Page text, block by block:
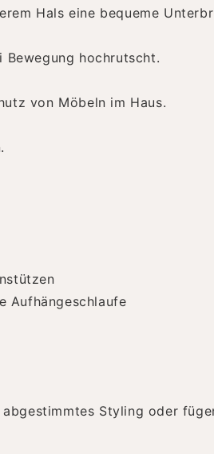
Hals eine bequeme
Bewegung hochrutscht.
von Möbeln im Haus.
Aufhängeschlaufe
Styling oder